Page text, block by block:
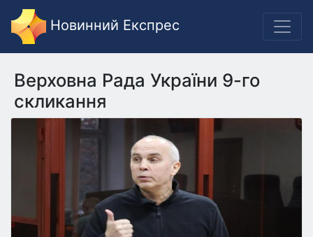
Новинний Експрес
Верховна Рада України 9-го
скликання